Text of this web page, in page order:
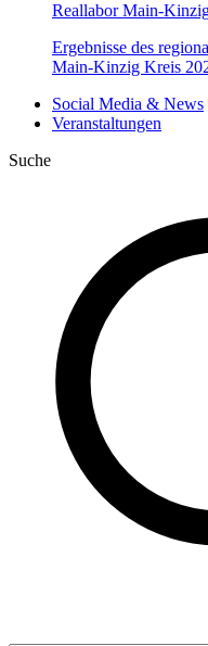
Reallabor Main-
Ergebnisse des
Main-Kinzig Kreis
Social Media & News
Veranstaltungen
Suche